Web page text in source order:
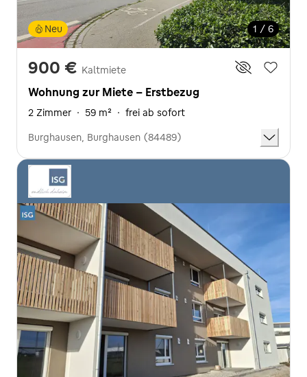
1 / 6
Neu
900 € Kaltmiete
Wohnung zur Miete - Erstbezug
2 Zimmer · 59 m² · frei ab sofort
Burghausen, Burghausen (84489)